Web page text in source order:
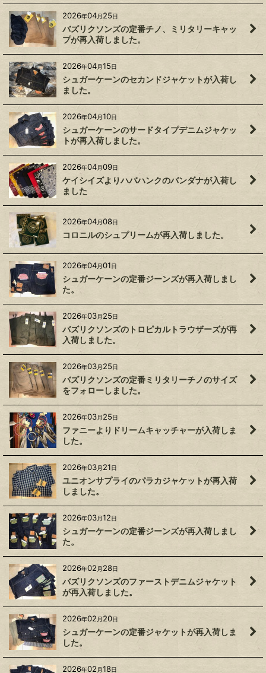
2026年04月 25日
バズリクソンズの定番チノ、ミリタリーキャッ
プが再入荷しました。
2026年04月15日
シュガーケーンのセカンドジャケットが入荷し
ました。
2026年04月10日
シュガーケーンのサードタイプデニムジャケッ
トが再入荷しました。
2026年04月09日
ケイシイズよりハバハンクのバンダナが入荷し
ました
2026年04月08日
コロニルのシュプリームが再入荷しました。
2026年04月01日
シュガーケーンの定番ジーンズが再入荷しまし
た。
2026年03月 25日
バズリクソンズのトロピカルトラウザーズが再
入荷しました。
2026年03月 25日
バズリクソンズの定番ミリタリーチノのサイズ
をフォローしました。
2026年03月 25日
ファニーよりドリームキャッチャーが入荷しま
した。
2026年03月 21日
ユニオンサプライのパラカジャケットが再入荷
しました。
2026年03月12日
シュガーケーンの定番ジーンズが再入荷しまし
た。
2026年02 月 28日
バズリクソンズのファーストデニムジャケット
が再入荷しました。
2026年02 月 20日
シュガーケーンの定番ジャケットが再入荷しま
した。
2026年02 月18日